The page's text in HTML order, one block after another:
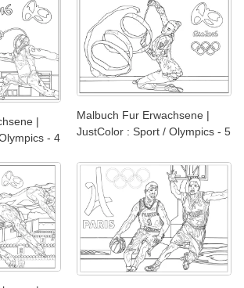
|
- 4
Malbuch Fur Erwachsene |
JustColor : Sport / Olympics - 5